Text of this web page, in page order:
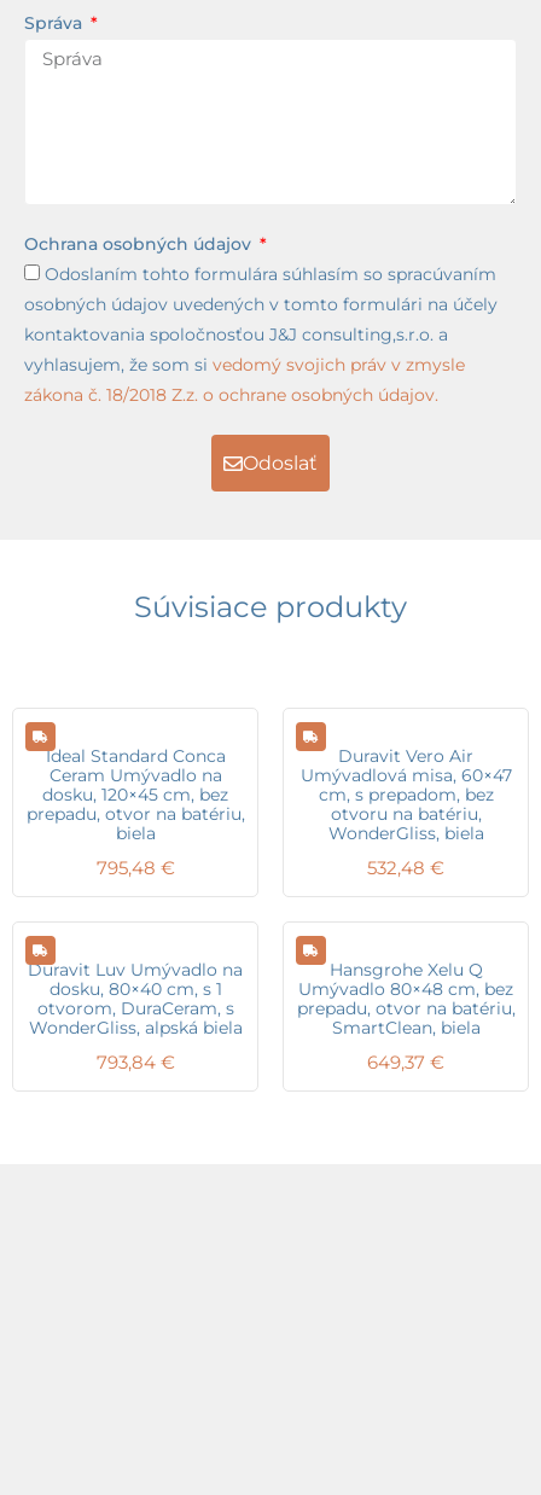
Správa
Ochrana osobných údajov
Odoslaním tohto formulára súhlasím so spracúvaním
osobných údajov uvedených v tomto formulári na účely
kontaktovania spoločnosťou J&J consulting,s.r.o. a
vyhlasujem, že som si vedomý svojich práv v zmysle
zákona č. 18/2018 Z.z. o ochrane osobných údajov.
Odoslať
Súvisiace produkty
Ideal Standard Conca
Ceram Umývadlo na
dosku, 120×45 cm, bez
prepadu, otvor na batériu,
biela
795,48 €
Duravit Vero Air
Umývadlová misa, 60×47
cm, s prepadom, bez
otvoru na batériu,
WonderGliss, biela
532,48 €
Duravit Luv Umývadlo na
dosku, 80×40 cm, s 1
otvorom, DuraCeram, s
WonderGliss, alpská biela
793,84 €
Hansgrohe Xelu Q
Umývadlo 80×48 cm, bez
prepadu, otvor na batériu,
SmartClean, biela
649,37 €